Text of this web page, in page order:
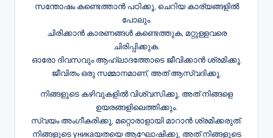
സന്തോഷം കണ്ടെത്താൻ പഠിക്കൂ, ചെറിയ കാര്യങ്ങളിൽ
പോലും.
ചിരിക്കാൻ കാരണങ്ങൾ കണ്ടെത്തുക, മറ്റുള്ളവരെ
ചിരിപ്പിക്കുക.
ഓരോ ദിവസവും ആഹ്ലാദത്തോടെ ജീവിക്കാൻ ശ്രമിക്കൂ.
ജീവിതം ഒരു സമ്മാനമാണ്, അത് ആസ്വദിക്കൂ.
നിങ്ങളുടെ കഴിവുകളിൽ വിശ്വസിക്കൂ, അത് നിങ്ങളെ
ഉയരങ്ങളിലെത്തിക്കും.
സ്വയം അംഗീകരിക്കൂ, മറ്റൊരാളായി മാറാൻ ശ്രമിക്കരുത്.
നിങ്ങളുടെ уникаയതയെ ആഘോഷിക്കൂ, അത് നിങ്ങളുടെ